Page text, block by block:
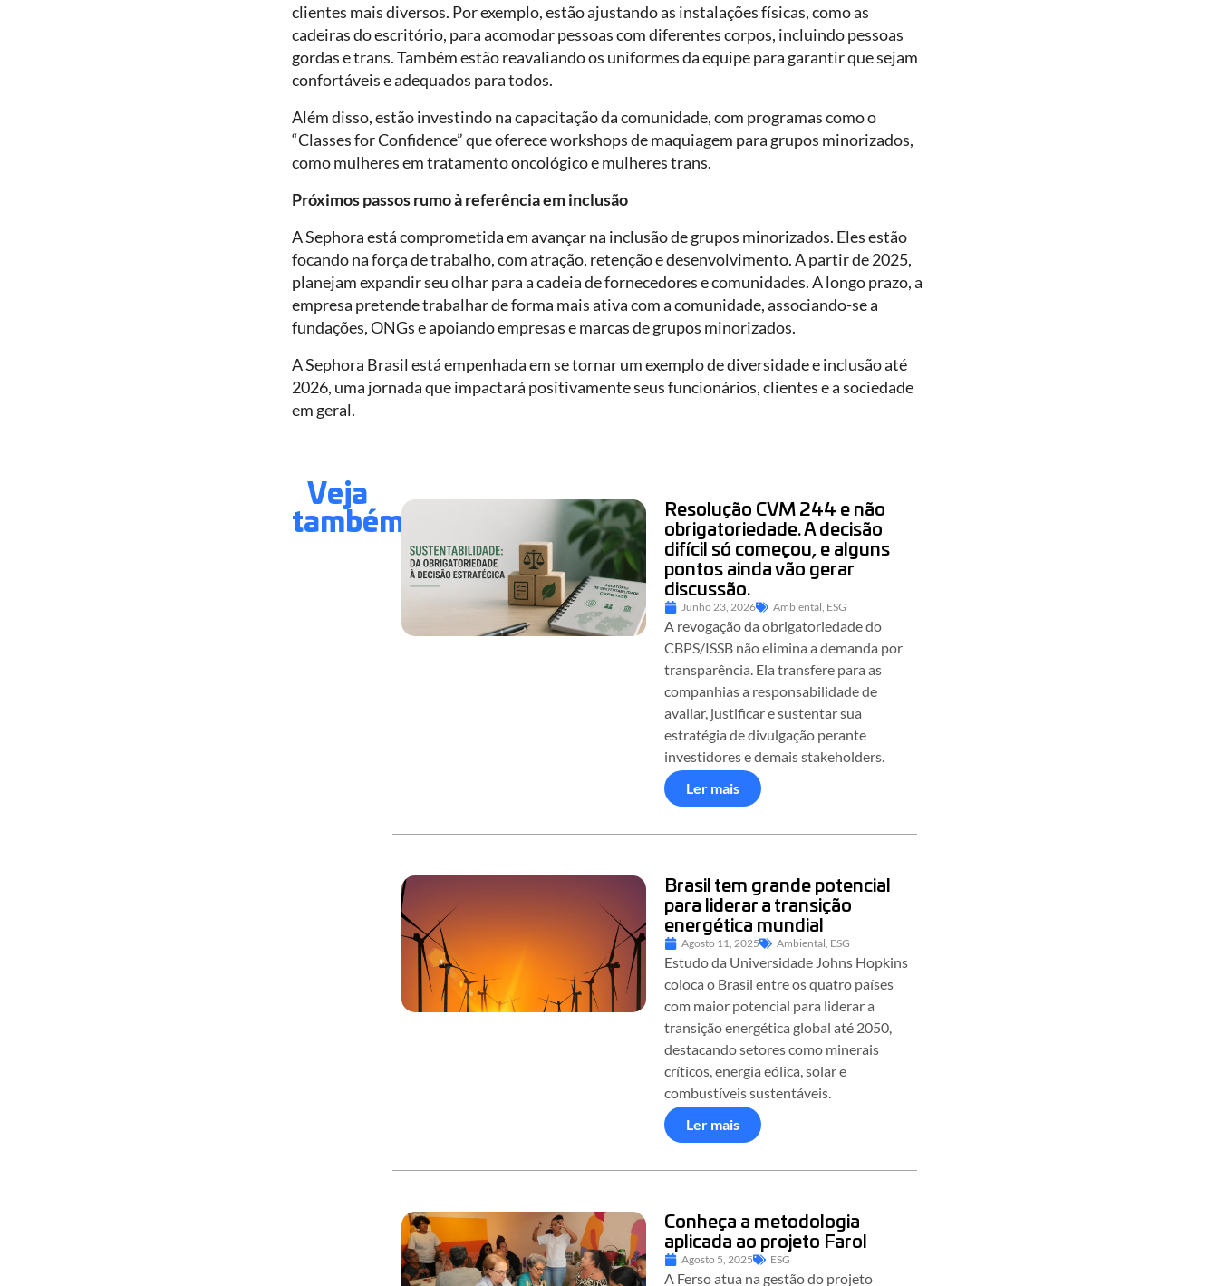
clientes mais diversos. Por exemplo, estão ajustando as instalações físicas, como as
cadeiras do escritório, para acomodar pessoas com diferentes corpos, incluindo pessoas
gordas e trans. Também estão reavaliando os uniformes da equipe para garantir que sejam
confortáveis e adequados para todos.
Além disso, estão investindo na capacitação da comunidade, com programas como o
“Classes for Confidence” que oferece workshops de maquiagem para grupos minorizados,
como mulheres em tratamento oncológico e mulheres trans.
Próximos passos rumo à referência em inclusão
A Sephora está comprometida em avançar na inclusão de grupos minorizados. Eles estão
focando na força de trabalho, com atração, retenção e desenvolvimento. A partir de 2025,
planejam expandir seu olhar para a cadeia de fornecedores e comunidades. A longo prazo, a
empresa pretende trabalhar de forma mais ativa com a comunidade, associando-se a
fundações, ONGs e apoiando empresas e marcas de grupos minorizados.
A Sephora Brasil está empenhada em se tornar um exemplo de diversidade e inclusão até
2026, uma jornada que impactará positivamente seus funcionários, clientes e a sociedade
em geral.
Veja
também
Resolução CVM 244 e não
obrigatoriedade. A decisão
difícil só começou, e alguns
pontos ainda vão gerar
discussão.
Junho 23, 2026 Ambiental ESG
A revogação da obrigatoriedade do
CBPS/ISSB não elimina a demanda por
transparência. Ela transfere para as
companhias a responsabilidade de
avaliar, justificar e sustentar sua
estratégia de divulgação perante
investidores e demais stakeholders.
Ler mais
Brasil tem grande potencial
para liderar a transição
energética mundial
Agosto 11, 2025 Ambiental ESG
Estudo da Universidade Johns Hopkins
coloca o Brasil entre os quatro países
com maior potencial para liderar a
transição energética global até 2050,
destacando setores como minerais
críticos, energia eólica, solar e
combustíveis sustentáveis.
Ler mais
Conheça a metodologia
aplicada ao projeto Farol
Agosto 5, 2025 ESG
A Ferso atua na gestão do projeto